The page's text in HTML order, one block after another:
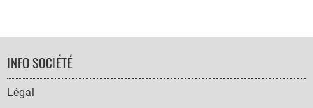
FOOTER
NAVIGATION
INFO SOCIÉTÉ
Légal